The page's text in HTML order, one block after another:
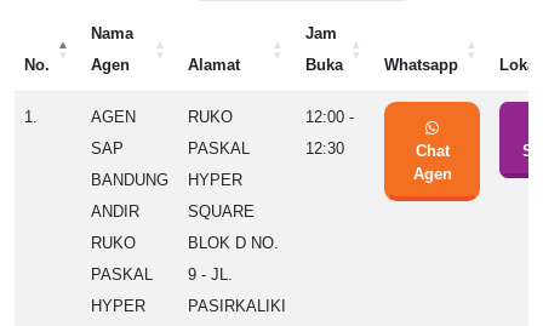
No.
Nama
Agen
Alamat
Jam
Buka
Whatsapp
No.
Nama
Agen
Alamat
Jam
Buka
Whatsapp
1.
AGEN
SAP
BANDUNG
ANDIR
RUKO
PASKAL
HYPER
RUKO
PASKAL
HYPER
SQUARE
BLOK D NO.
9 - JL.
PASIRKALIKI
12:00 -
12:30
Chat
Agen